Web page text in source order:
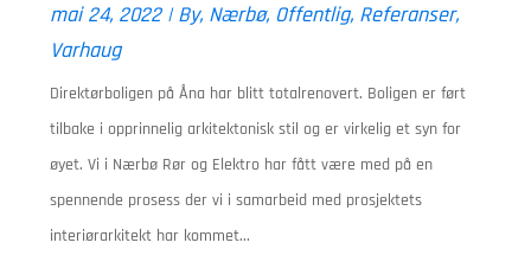
mai 24, 2022|By, Nærbø, Offentlig, Referanser,
Varhaug
Direktørboligen på Åna har blitt totalrenovert. Boligen er ført
tilbake i opprinnelig arkitektonisk stil og er virkelig et syn for
øyet. Vi i Nærbø Rør og Elektro har fått være med på en
spennende prosess der vi i samarbeid med prosjektets
interiørarkitekt har kommet...